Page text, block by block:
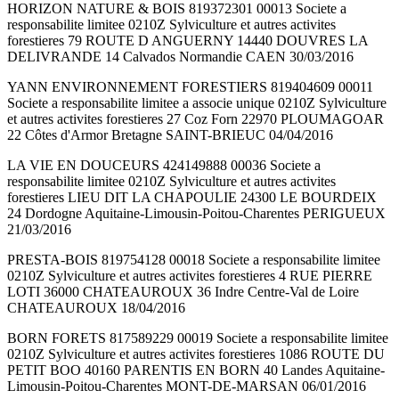
HORIZON NATURE & BOIS 819372301 00013 Societe a
responsabilite limitee 0210Z Sylviculture et autres activites
forestieres 79 ROUTE D ANGUERNY 14440 DOUVRES LA
DELIVRANDE 14 Calvados Normandie CAEN 30/03/2016
YANN ENVIRONNEMENT FORESTIERS 819404609 00011
Societe a responsabilite limitee a associe unique 0210Z Sylviculture
et autres activites forestieres 27 Coz Forn 22970 PLOUMAGOAR
22 Côtes d'Armor Bretagne SAINT-BRIEUC 04/04/2016
LA VIE EN DOUCEURS 424149888 00036 Societe a
responsabilite limitee 0210Z Sylviculture et autres activites
forestieres LIEU DIT LA CHAPOULIE 24300 LE BOURDEIX
24 Dordogne Aquitaine-Limousin-Poitou-Charentes PERIGUEUX
21/03/2016
PRESTA-BOIS 819754128 00018 Societe a responsabilite limitee
0210Z Sylviculture et autres activites forestieres 4 RUE PIERRE
LOTI 36000 CHATEAUROUX 36 Indre Centre-Val de Loire
CHATEAUROUX 18/04/2016
BORN FORETS 817589229 00019 Societe a responsabilite limitee
0210Z Sylviculture et autres activites forestieres 1086 ROUTE DU
PETIT BOO 40160 PARENTIS EN BORN 40 Landes Aquitaine-
Limousin-Poitou-Charentes MONT-DE-MARSAN 06/01/2016